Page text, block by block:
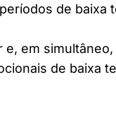
de baixa
em
de baixa